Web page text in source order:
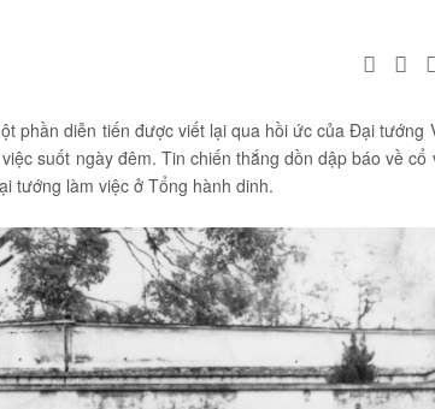
phần diễn tiến được viết lại qua hồi ức của Đại tướng
suốt ngày đêm. Tin chiến thắng dồn dập báo về cổ
tướng làm việc ở Tổng hành dinh.